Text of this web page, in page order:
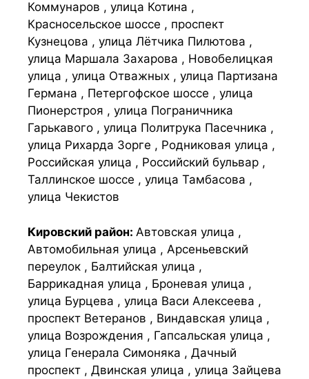
Коммунаров , улица Котина ,
Красносельское шоссе , проспект
Кузнецова , улица Лётчика Пилютова ,
улица Маршала Захарова , Новобелицкая
улица , улица Отважных , улица Партизана
Германа , Петергофское шоссе , улица
Пионерстроя , улица Пограничника
Гарькавого , улица Политрука Пасечника ,
улица Рихарда Зорге , Родниковая улица ,
Российская улица , Российский бульвар ,
Таллинское шоссе , улица Тамбасова ,
улица Чекистов
Кировский район: Автовская улица ,
Автомобильная улица , Арсеньевский
переулок , Балтийская улица ,
Баррикадная улица , Броневая улица ,
улица Бурцева , улица Васи Алексеева ,
проспект Ветеранов , Виндавская улица ,
улица Возрождения , Гапсальская улица ,
улица Генерала Симоняка , Дачный
проспект , Двинская улица , улица Зайцева